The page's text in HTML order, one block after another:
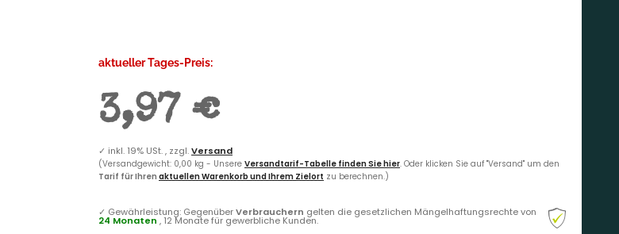
aktueller Tages-Preis:
3,97 €
✓ inkl. 19% USt. , zzgl.Versand
(Versandgewicht: 0,00 kg - Unsere Versandtarif-Tabelle finden Sie hier. Oder klicken Sie auf "Versand" um den
Tarif für Ihren aktuellen Warenkorb und Ihrem Zielort zu berechnen.)
✓ Gewährleistung: GegenüberVerbrauchern gelten die gesetzlichen Mängelhaftungsrechte von
24 Monaten , 12 Monate für gewerbliche Kunden.